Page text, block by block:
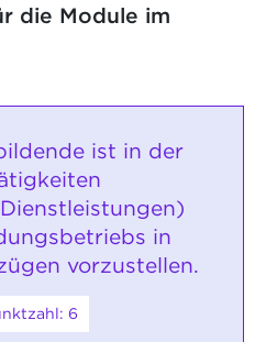
die Module im
ist in der
in
vorzustellen.
6